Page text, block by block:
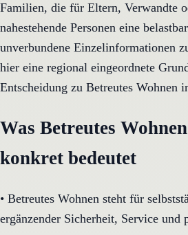
Familien, die für Eltern, Verwandte
nahestehende Personen eine
unverbundene Einzelinformationen
hier eine regional eingeordnete
Entscheidung zu Betreutes Wohnen
Was Betreutes
konkret bedeutet
• Betreutes Wohnen steht für
ergänzender Sicherheit, Service und